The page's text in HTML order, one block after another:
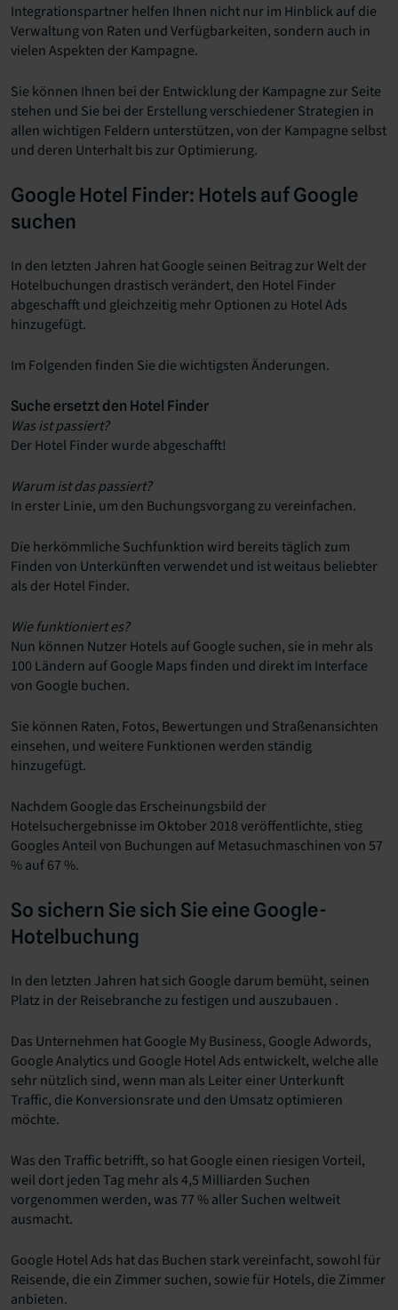
Integrationspartner helfen Ihnen nicht nur im Hinblick auf die
Verwaltung von Raten und Verfügbarkeiten, sondern auch in
vielen Aspekten der Kampagne.
Sie können Ihnen bei der Entwicklung der Kampagne zur Seite
stehen und Sie bei der Erstellung verschiedener Strategien in
allen wichtigen Feldern unterstützen, von der Kampagne selbst
und deren Unterhalt bis zur Optimierung.
Google Hotel Finder: Hotels auf Google
suchen
In den letzten Jahren hat Google seinen Beitrag zur Welt der
Hotelbuchungen drastisch verändert, den Hotel Finder
abgeschafft und gleichzeitig mehr Optionen zu Hotel Ads
hinzugefügt.
Im Folgenden finden Sie die wichtigsten Änderungen.
Suche ersetzt den Hotel Finder
Was ist passiert?
Der Hotel Finder wurde abgeschafft!
Warum ist das passiert?
In erster Linie, um den Buchungsvorgang zu vereinfachen.
Die herkömmliche Suchfunktion wird bereits täglich zum
Finden von Unterkünften verwendet und ist weitaus beliebter
als der Hotel Finder.
Wie funktioniert es?
Nun können Nutzer Hotels auf Google suchen, sie in mehr als
100 Ländern auf Google Maps finden und direkt im Interface
von Google buchen.
Sie können Raten, Fotos, Bewertungen und Straßenansichten
einsehen, und weitere Funktionen werden ständig
hinzugefügt.
Nachdem Google das Erscheinungsbild der
Hotelsuchergebnisse im Oktober 2018 veröffentlichte, stieg
Googles Anteil von Buchungen auf Metasuchmaschinen von 57
% auf 67 %.
So sichern Sie sich Sie eine Google-
Hotelbuchung
In den letzten Jahren hat sich Google darum bemüht, seinen
Platz in der Reisebranche zu festigen und auszubauen .
Das Unternehmen hat Google My Business, Google Adwords,
Google Analytics und Google Hotel Ads entwickelt, welche alle
sehr nützlich sind, wenn man als Leiter einer Unterkunft
Traffic, die Konversionsrate und den Umsatz optimieren
möchte.
Was den Traffic betrifft, so hat Google einen riesigen Vorteil,
weil dort jeden Tag mehr als 4,5 Milliarden Suchen
vorgenommen werden, was 77 % aller Suchen weltweit
ausmacht.
Google Hotel Ads hat das Buchen stark vereinfacht, sowohl für
Reisende, die ein Zimmer suchen, sowie für Hotels, die Zimmer
anbieten.